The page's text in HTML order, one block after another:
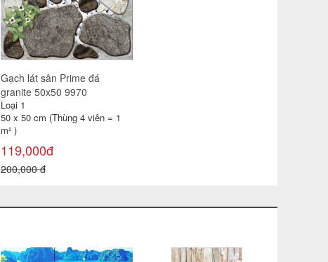
Gạch lát sân Prime đá
granite 50x50 9970
Loại 1
50 x 50 cm (Thùng 4 viên = 1
m² )
119,000đ
200,000 đ